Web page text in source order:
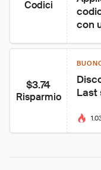
Codici
con
$3.74
Risparmio
Last